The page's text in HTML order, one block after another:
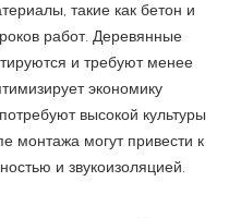
такие как бетон и
работ. Деревянные
и требуют менее
экономику
высокой культуры
монтажа могут привести к
и звукоизоляцией.